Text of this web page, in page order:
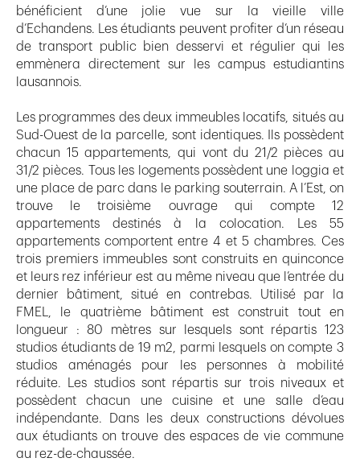
bénéficient d’une jolie vue sur la vieille ville
d’Echandens. Les étudiants peuvent profiter d’un réseau
de transport public bien desservi et régulier qui les
emmènera directement sur les campus estudiantins
lausannois.
Les programmes des deux immeubles locatifs, situés au
Sud-Ouest de la parcelle, sont identiques. Ils possèdent
chacun 15 appartements, qui vont du 21/2 pièces au
31/2 pièces. Tous les logements possèdent une loggia et
une place de parc dans le parking souterrain. A l’Est, on
trouve le troisième ouvrage qui compte 12
appartements destinés à la colocation. Les 55
appartements comportent entre 4 et 5 chambres. Ces
trois premiers immeubles sont construits en quinconce
et leurs rez inférieur est au même niveau que l’entrée du
dernier bâtiment, situé en contrebas. Utilisé par la
FMEL, le quatrième bâtiment est construit tout en
longueur : 80 mètres sur lesquels sont répartis 123
studios étudiants de 19 m2, parmi lesquels on compte 3
studios aménagés pour les personnes à mobilité
réduite. Les studios sont répartis sur trois niveaux et
possèdent chacun une cuisine et une salle d’eau
indépendante. Dans les deux constructions dévolues
aux étudiants on trouve des espaces de vie commune
au rez-de-chaussée.